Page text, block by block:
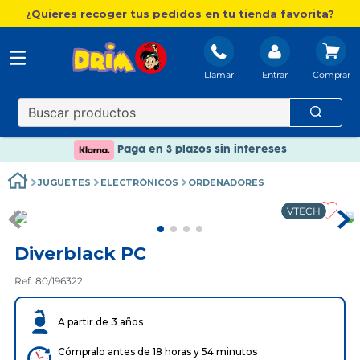
¿Quieres recoger tus pedidos en tu tienda favorita?
Llamar Entrar
Nuevo catálogo Aire Libre
Envío gratis. A partir de 60€(excepto Baleares)
Paga en 3 plazos sin intereses
JUGUETES ELECTRÓNICOS ORDENADORES
VTECH
Diverblack PC
Ref. 80/196322
A partir de 3 años
Cómpralo antes de 18 horas y 54 minutos